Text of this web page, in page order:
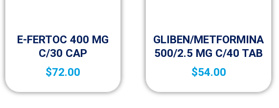
E-FERTOC 400 MG
C/30 CAP
$72.00
GLIBEN/METFORMINA
500/2.5 MG C/40 TAB
$54.00